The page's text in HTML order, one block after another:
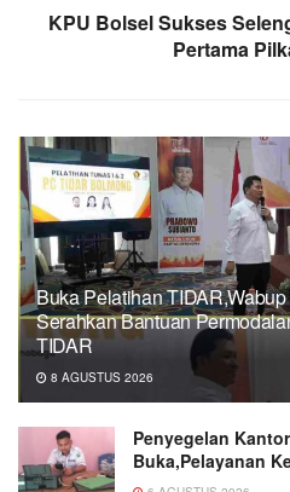
KPU Bolsel Sukses
Pertama
Buka Pelatihan
Serahkan Bantuan
TIDAR
8 AGUSTUS 2026
Penyegelan
Buka,Pelayanan